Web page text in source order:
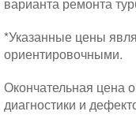
варианта ремонта
*Указанные цены
ориентировочными.
Окончательная цена
диагностики и